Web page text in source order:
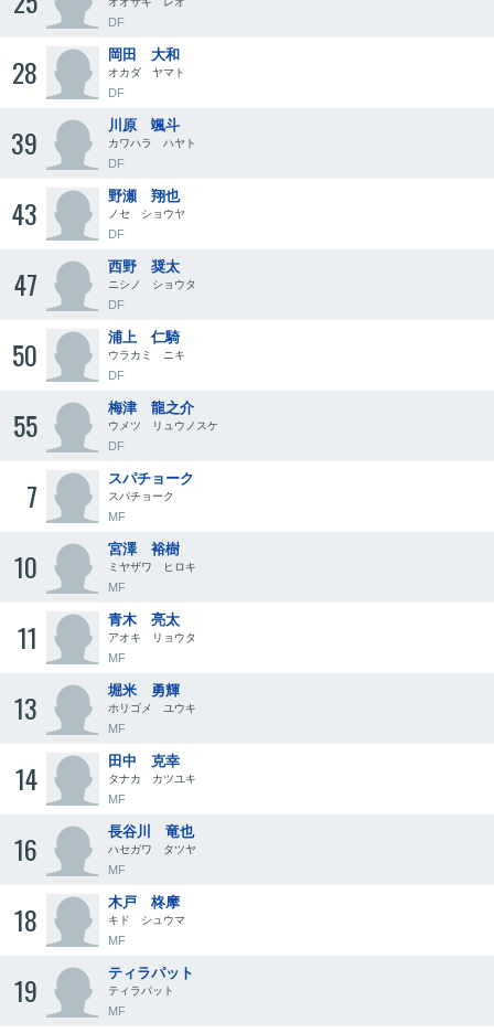
DF
28 岡田 大和
オカダ ヤマト
DF
39 川原 颯斗
カワハラ ハヤト
DF
43 野瀬 翔也
ノセ ショウヤ
DF
47 西野 奨太
ニシノ ショウタ
DF
50 浦上 仁騎
ウラカミ ニキ
DF
55 梅津 龍之介
ウメツ リュウノスケ
DF
7 スパチョーク
スパチョーク
MF
10 宮澤 裕樹
ミヤザワ ヒロキ
MF
11 青木 亮太
アオキ リョウタ
MF
13 堀米 勇輝
ホリゴメ ユウキ
MF
14 田中 克幸
タナカ カツユキ
MF
16 長谷川 竜也
ハセガワ タツヤ
MF
18 木戸 柊摩
キド シュウマ
MF
19 ティラパット
ティラパット
MF